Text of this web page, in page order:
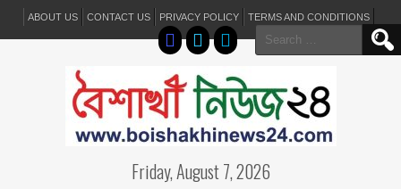
ABOUT US CONTACT US PRIVACY POLICY TERMS AND CONDITIONS
Search
for:
Friday, August 7, 2026